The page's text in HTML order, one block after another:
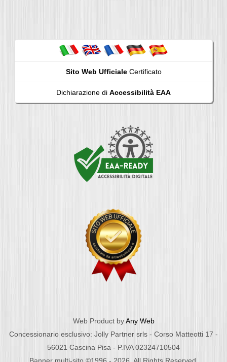
Sito Web UfficialeCertificato
Dichiarazione di Accessibilità EAA
Web Product byAny Web
Concessionario esclusivo: Jolly Partner srls - Corso Matteotti 17 -
56021 Cascina Pisa - P.IVA 02324710504
Banner multi-sito ©1996 - 2026. All Rights Reserved.